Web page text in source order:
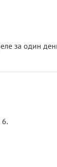
за один
6.